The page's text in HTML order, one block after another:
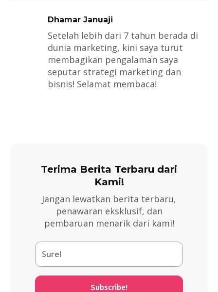
Dhamar Januaji
Setelah lebih dari 7 tahun berada di
dunia marketing, kini saya turut
membagikan pengalaman saya
seputar strategi marketing dan
bisnis! Selamat membaca!
Terima Berita Terbaru dari
Kami!
Jangan lewatkan berita terbaru,
penawaran eksklusif, dan
pembaruan menarik dari kami!
Subscribe!